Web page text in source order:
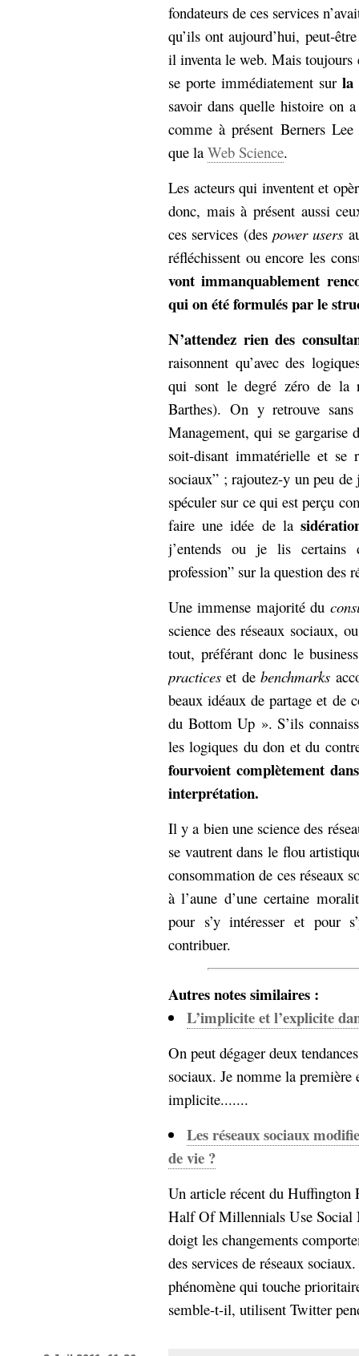
fondateurs de ces services
qu’ils ont aujourd’hui, peut-
il inventa le web. Mais toujours
se porte immédiatement sur la
savoir dans quelle histoire on
comme à présent Berners Lee
que la Web Science.
Les acteurs qui inventent et
donc, mais à présent aussi
ces services (despower users
réfléchissent ou encore les
vont immanquablement
qui on été formulés par le
N’attendez rien des
raisonnent qu’avec des
qui sont le degré zéro de la
Barthes). On y retrouve
Management, qui se gargarise
soit-disant immatérielle et se
sociaux” ; rajoutez-y un peu
spéculer sur ce qui est perçu
faire une idée de la
j’entends ou je lis certains
profession” sur la question des
Une immense majorité du
science des réseaux sociaux,
tout, préférant donc le
practices et debenchmarks
beaux idéaux de partage et de
du Bottom Up ». S’ils
les logiques du don et du
fourvoient complètement
interprétation.
Il y a bien une science des
se vautrent dans le flou
consommation de ces réseaux
à l’aune d’une certaine
pour s’y intéresser et pour
contribuer.
Autres notes similaires :
L’implicite et l’explicite
On peut dégager deux
sociaux. Je nomme la
implicite.......
Les réseaux sociaux
de vie ?
Un article récent du Huffington
Half Of Millennials Use Social
doigt les changements
des services de réseaux
phénomène qui touche
semble-t-il, utilisent Twitter